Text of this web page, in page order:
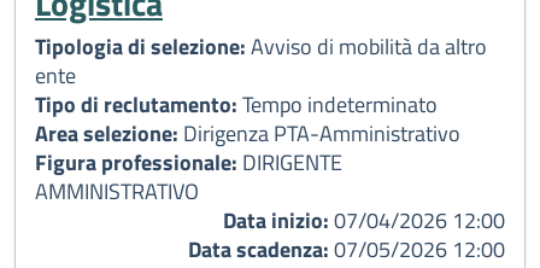
Tipologia di selezione:Avviso di mobilità da altro
ente
Tipo di reclutamento:Tempo indeterminato
Area selezione: Dirigenza PTA-Amministrativo
Figura professionale: DIRIGENTE
AMMINISTRATIVO
Data inizio:07/04/2026 12:00
Data scadenza:07/05/2026 12:00